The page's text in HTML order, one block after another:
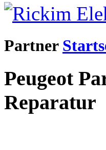
Partner
Peugeot
Reparatur